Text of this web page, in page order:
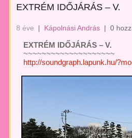
EXTRÉM IDŐJÁRÁS – V.
8 éve | Kápolnási András | 0
EXTRÉM IDŐJÁRÁS – V.
~~~~~~~~~~~~~~~~~~~~
http://soundgraph.lapunk.hu/